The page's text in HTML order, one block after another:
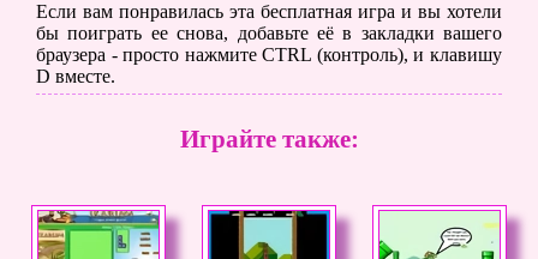
Если вам понравилась эта бесплатная игра и вы хотели
бы поиграть ее снова, добавьте её в закладки вашего
браузера - просто нажмите CTRL (контроль), и клавишу
D вместе.
Играйте также: